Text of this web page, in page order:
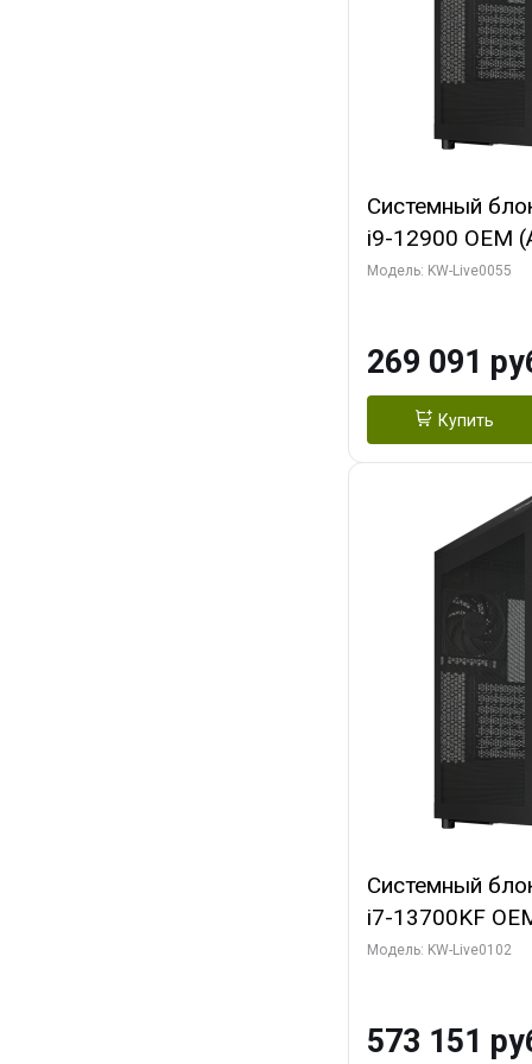
Системный
i9-12900 OEM
C16 8EC/8PC/
HDMI/ 1 ТБ
Модель: KW-Live0055
269 091
Купить
Системный
i7-13700KF
7, C16 8EC/
Turbo/ 960 ГБ
Модель: KW-Live0102
573 151